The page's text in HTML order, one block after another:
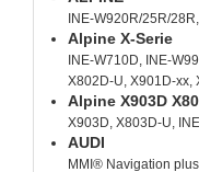
INE-W920R/25R/
Alpine X-Serie
INE-W710D, INE-
X802D-U, X901D-xx,
Alpine X903D
X903D, X803D-U,
AUDI
MMI® Navigation